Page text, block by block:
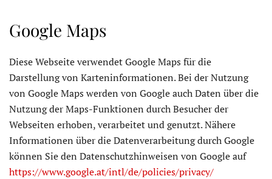
Google Maps
Diese Webseite verwendet Google Maps für die
Darstellung von Karteninformationen. Bei der Nutzung
von Google Maps werden von Google auch Daten über die
Nutzung der Maps-Funktionen durch Besucher der
Webseiten erhoben, verarbeitet und genutzt. Nähere
Informationen über die Datenverarbeitung durch Google
können Sie den Datenschutzhinweisen von Google auf
https://www.google.at/intl/de/policies/privacy/